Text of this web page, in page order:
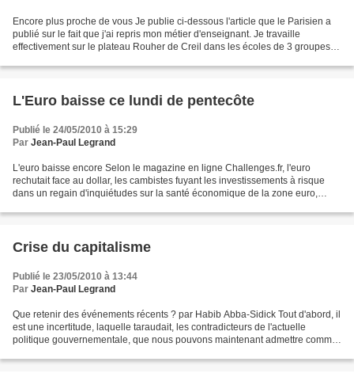
Encore plus proche de vous Je publie ci-dessous l'article que le Parisien a
publié sur le fait que j'ai repris mon métier d'enseignant. Je travaille
effectivement sur le plateau Rouher de Creil dans les écoles de 3 groupes
L'Euro baisse ce lundi de pentecôte
Publié le 24/05/2010 à 15:29
Par Jean-Paul Legrand
L'euro baisse encore Selon le magazine en ligne Challenges.fr, l'euro
rechutait face au dollar, les cambistes fuyant les investissements à risque
dans un regain d'inquiétudes sur la santé économique de la zone euro,
Crise du capitalisme
Publié le 23/05/2010 à 13:44
Par Jean-Paul Legrand
Que retenir des événements récents ? par Habib Abba-Sidick Tout d'abord, il
est une incertitude, laquelle taraudait, les contradicteurs de l'actuelle
politique gouvernementale, que nous pouvons maintenant admettre comme